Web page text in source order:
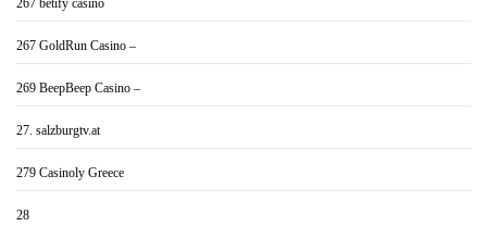
267 betify casino
267 GoldRun Casino –
269 BeepBeep Casino –
27. salzburgtv.at
279 Casinoly Greece
28